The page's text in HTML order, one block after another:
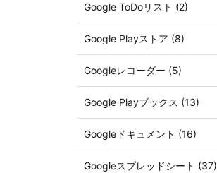
Google ToDoリスト (2)
Google Playストア (8)
Googleレコーダー (5)
Google Playブックス (13)
Googleドキュメント (16)
Googleスプレッドシート (37)